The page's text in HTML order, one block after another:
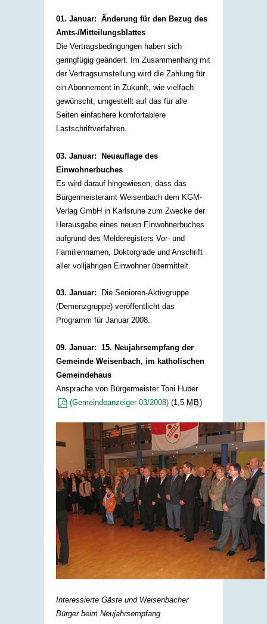
01. Januar: Änderung für den Bezug des
Amts-/Mitteilungsblattes
Die Vertragsbedingungen haben sich
geringfügig geändert. Im Zusammenhang mit
der Vertragsumstellung wird die Zahlung für
ein Abonnement in Zukunft, wie vielfach
gewünscht, umgestellt auf das für alle
Seiten einfachere komfortablere
Lastschriftverfahren.
03. Januar: Neuauflage des
Einwohnerbuches
Es wird darauf hingewiesen, dass das
Bürgermeisteramt Weisenbach dem KGM-
Verlag GmbH in Karlsruhe zum Zwecke der
Herausgabe eines neuen Einwohnerbuches
aufgrund des Melderegisters Vor- und
Familiennamen, Doktorgrade und Anschrift
aller volljährigen Einwohner übermittelt.
03. Januar:
Die Senioren-Aktivgruppe
(Demenzgruppe) veröffentlicht das
Programm für Januar 2008.
09. Januar: 15. Neujahrsempfang der
Gemeinde Weisenbach, im katholischen
Gemeindehaus
Ansprache von Bürgermeister Toni Huber
(Gemeindeanzeiger 03/2008) (1,5 MB)
Interessierte Gäste und Weisenbacher
Bürger beim Neujahrsempfang